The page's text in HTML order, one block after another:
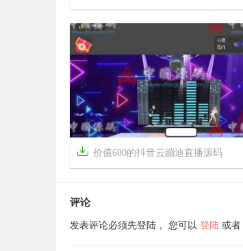
 价值600的抖音云蹦迪直播源码
评论
发表评论必须先登陆， 您可以 登陆 或者